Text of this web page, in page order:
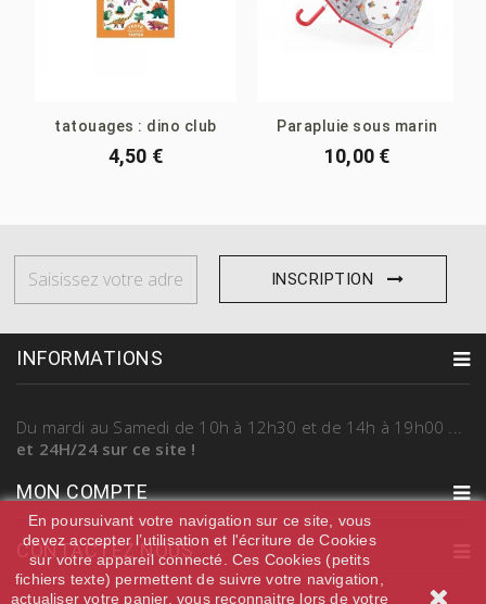
tatouages : dino club
4,50 €
Parapluie sous marin
10,00 €
INSCRIPTION
INFORMATIONS
Du mardi au Samedi de 10h à 12h30 et de 14h à 19h00
et 24H/24 sur ce site !
MON COMPTE
CONTACTEZ NOUS
En poursuivant votre navigation sur ce site, vous
devez accepter l’utilisation et l'écriture de Cookies
sur votre appareil connecté. Ces Cookies (petits
fichiers texte) permettent de suivre votre navigation,
actualiser votre panier, vous reconnaitre lors de votre